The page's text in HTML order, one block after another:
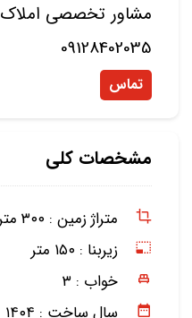
مشاور تخصصی املاک
09128402035
تماس
مشخصات کلی
متراژ زمین : ۳۰۰ متر
زیربنا : ۱۵۰ متر
خواب : ۳
سال ساخت : ۱۴۰۴